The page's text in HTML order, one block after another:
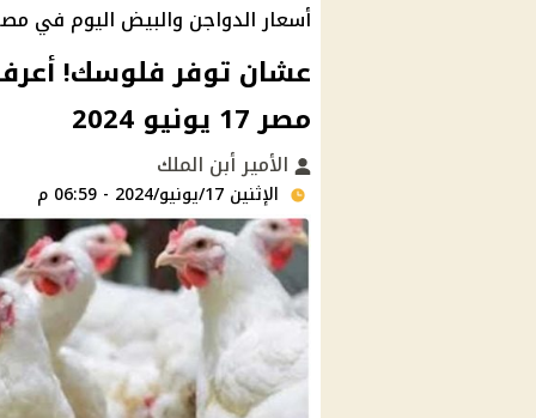
أسعار الدواجن والبيض اليوم في
عشان توفر فلوسك!
مصر 17 يونيو 2024
الأمير أبن الملك
الإثنين 17/يونيو/2024 - 06:59 م